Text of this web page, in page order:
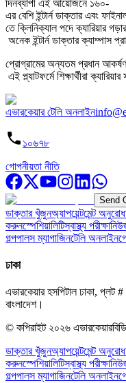
দিনব্যাপী এই আয়োজনে ১৬০-
এর বেশি ইন্টার্ন ডাক্তার এবং
তে ক্লিনিক্যাল পদে ক্যারিয়ার
অনেক ইন্টার্ন ডাক্তার ক্যাম্পাস
প্রোগ্রামের অন্যতম প্রধান আকর্ষণ
এই প্ল্যাটফর্মে শিক্ষার্থীরা
এভারকেয়ার টেলি অনলাইন
১০৬৭৮
গোপনীয়তা নীতি
Send
ডাক্তার খুঁজুনঅ্যাপয়েন্টমেন্ট অনুরোধ
করুনস্পেশিয়ালিটিস্বাস্থ্য পরীক্ষা
গল্পপালস ম্যাগাজিনটেলি অনলাইন
ঢাকা
এভারকেয়ার হসপিটাল ঢাকা,
বাংলাদেশ।
© কপিরাইট ২০২৬
ডাক্তার খুঁজুনঅ্যাপয়েন্টমেন্ট অনুরোধ
করুনস্পেশিয়ালিটিস্বাস্থ্য পরীক্ষা
গল্পপালস ম্যাগাজিনটেলি অনলাইন